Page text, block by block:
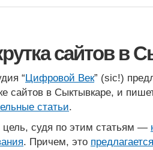
сайтов в
“Цифровой Век” (sic!)
сайтов в Сыктывкаре, и
статьи.
цель, судя по этим статьям —
. Причем, это